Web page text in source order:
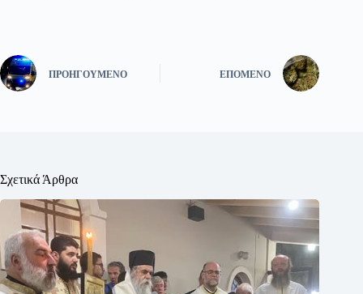
ΠΡΟΗΓΟΎΜΕΝΟ ΕΠΌΜΕΝΟ
Σχετικά Άρθρα